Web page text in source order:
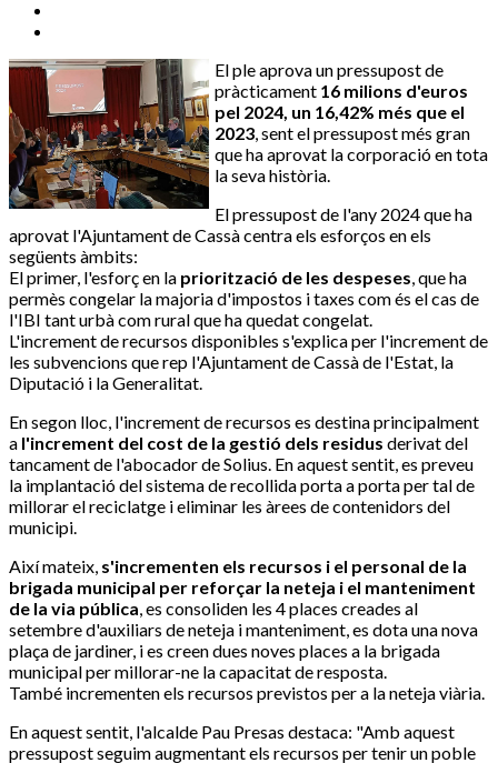
El ple aprova un pressupost de
pràcticament 16 milions d'euros
pel 2024, un 16,42% més que el
2023, sent el pressupost més gran
que ha aprovat la corporació en tota
la seva història.
El pressupost de l'any 2024 que ha
aprovat l'Ajuntament de Cassà centra els esforços en els
següents àmbits:
El primer, l'esforç en la priorització de les despeses, que ha
permès congelar la majoria d'impostos i taxes com és el cas de
l'IBI tant urbà com rural que ha quedat congelat.
L'increment de recursos disponibles s'explica per l'increment de
les subvencions que rep l'Ajuntament de Cassà de l'Estat, la
Diputació i la Generalitat.
En segon lloc, l'increment de recursos es destina principalment
a l'increment del cost de la gestió dels residus derivat del
tancament de l'abocador de Solius. En aquest sentit, es preveu
la implantació del sistema de recollida porta a porta per tal de
millorar el reciclatge i eliminar les àrees de contenidors del
municipi.
Així mateix, s'incrementen els recursos i el personal de la
brigada municipal per reforçar la neteja i el manteniment
de la via pública, es consoliden les 4 places creades al
setembre d'auxiliars de neteja i manteniment, es dota una nova
plaça de jardiner, i es creen dues noves places a la brigada
municipal per millorar-ne la capacitat de resposta.
També incrementen els recursos previstos per a la neteja viària.
En aquest sentit, l'alcalde Pau Presas destaca: "Amb aquest
pressupost seguim augmentant els recursos per tenir un poble